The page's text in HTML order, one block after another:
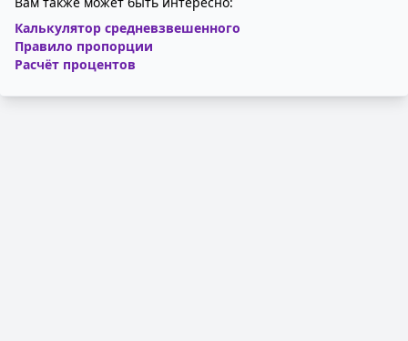
Калькулятор средневзвешенного
Правило пропорции
Расчёт процентов